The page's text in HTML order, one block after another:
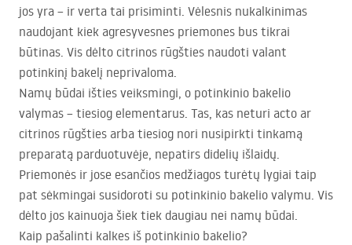
jos yra – ir verta tai prisiminti. Vėlesnis nukalkinimas
naudojant kiek agresyvesnes priemones bus tikrai
būtinas. Vis dėlto citrinos rūgšties naudoti valant
potinkinį bakelį neprivaloma.
Namų būdai išties veiksmingi, o potinkinio bakelio
valymas – tiesiog elementarus. Tas, kas neturi acto ar
citrinos rūgšties arba tiesiog nori nusipirkti tinkamą
preparatą parduotuvėje, nepatirs didelių išlaidų.
Priemonės ir jose esančios medžiagos turėtų lygiai taip
pat sėkmingai susidoroti su potinkinio bakelio valymu. Vis
dėlto jos kainuoja šiek tiek daugiau nei namų būdai.
Kaip pašalinti kalkes iš potinkinio bakelio?